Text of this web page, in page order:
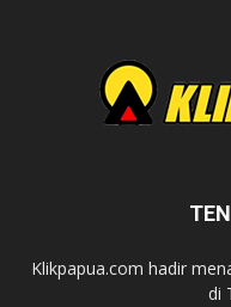
Klikpapua.com hadir
di